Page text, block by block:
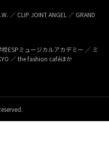
／ CLIP JOINT ANGEL ／ GRAND
ESPミュージカルアカデミー ／ ミ
／ the fashion caféほか